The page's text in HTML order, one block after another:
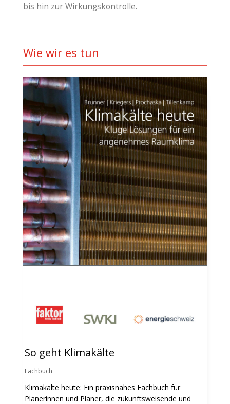
bis hin zur Wirkungskontrolle.
Wie wir es tun
So geht Klimakälte
Fachbuch
Klimakälte heute: Ein praxisnahes Fachbuch für
Planerinnen und Planer, die zukunftsweisende und